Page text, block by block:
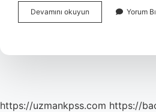
Devamını okuyun
Toplantılara
Yorum
https://uzmankpss.com https://